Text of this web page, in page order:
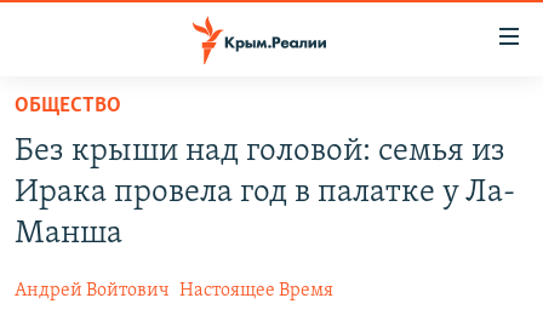
Вернуться
основному
содержанию
Вернутся
главной
навигации
СПЕЦПРОЕКТЫ
11 ЛЕТ ОККУПАЦИИ КРЫМА. 11 ИСТОРИЙ СОПРОТИВЛЕНИЯ
ВОДА
ЕЩЕ
ОБЩЕСТВО
Без крыши над головой: семья из
Ирака провела год в палатке у Ла-
Манша
Андрей Войтович Настоящее Время